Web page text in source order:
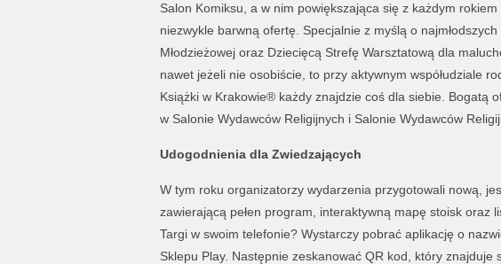
Salon Komiksu, a w nim powiększająca się z każdym
niezwykle barwną ofertę. Specjalnie z myślą o
Młodzieżowej oraz Dziecięcą Strefę Warsztatową dla
nawet jeżeli nie osobiście, to przy aktywnym współudziale
Książki w Krakowie®każdy znajdzie coś dla siebie. Bogatą
w Salonie Wydawców Religijnych i Salonie Wydawców
Udogodnienia dla Zwiedzających
W tym roku organizatorzy wydarzenia przygotowali nową,
zawierającą pełen program, interaktywną mapę stoisk oraz
Targi w swoim telefonie? Wystarczy pobrać aplikację o
Sklepu Play. Następnie zeskanować QR kod, który znajduje